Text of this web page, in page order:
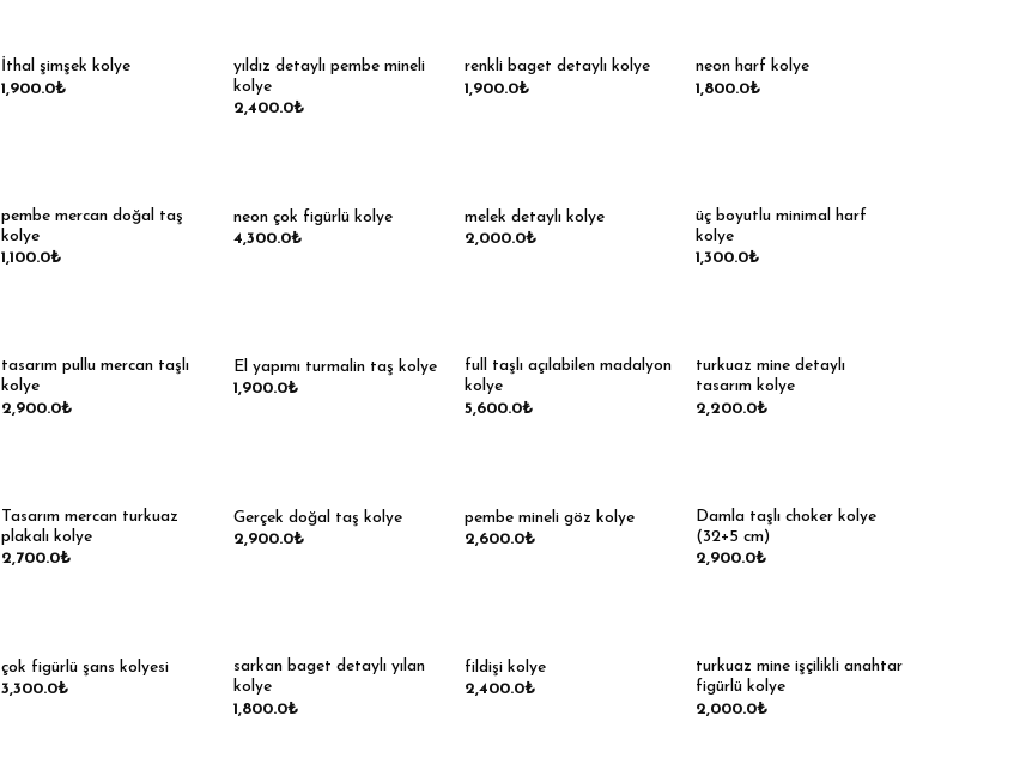
İthal şimşek kolye
1,900.0₺
yıldız detaylı pembe mineli
kolye
2,400.0₺
renkli baget detaylı kolye
1,900.0₺
neon harf kolye
1,800.0₺
pembe mercan doğal taş
kolye
1,100.0₺
neon çok figürlü kolye
4,300.0₺
melek detaylı kolye
2,000.0₺
üç boyutlu minimal harf
kolye
1,300.0₺
tasarım pullu mercan taşlı
kolye
2,900.0₺
El yapımı turmalin taş kolye
1,900.0₺
full taşlı açılabilen madalyon
kolye
5,600.0₺
turkuaz mine detaylı
tasarım kolye
2,200.0₺
Tasarım mercan turkuaz
plakalı kolye
2,700.0₺
Gerçek doğal taş kolye
2,900.0₺
pembe mineli göz kolye
2,600.0₺
Damla taşlı choker kolye
(32+5 cm)
2,900.0₺
çok figürlü şans kolyesi
3,300.0₺
sarkan baget detaylı yılan
kolye
1,800.0₺
fildişi kolye
2,400.0₺
turkuaz mine işçilikli anahtar
figürlü kolye
2,000.0₺